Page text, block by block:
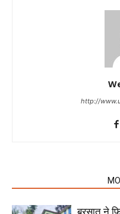
http://
बरसात ने